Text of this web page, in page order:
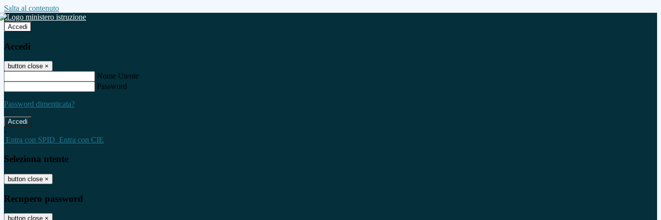
Salta al contenuto
Accedi
Accedi
button close ×
Nome Utente
Password
Password dimenticata?
-
Entra con SPID Entra con CIE
Seleziona utente
button close ×
Recupero password
button close ×